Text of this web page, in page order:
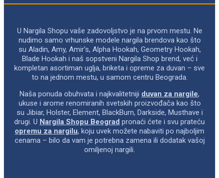
U Nargila Shopu vaše zadovoljstvo je na prvom mestu. Ne
nudimo samo vrhunske modele nargila brendova kao što
su Aladin, Amy, Amir’s, Alpha Hookah, Geometry Hookah,
Blade Hookah i naš sopstveni Nargila Shop brend, već i
kompletan asortiman uglja, briketa i opreme za duvan – sve
to na jednom mestu, u samom centru Beograda.
Naša ponuda obuhvata i najkvalitetniji duvan za nargile,
ukuse i arome renomiranih svetskih proizvođača kao što
su Jibiar, Holster, Element, BlackBurn, Darkside, Musthave i
drugi. U Nargila Shopu Beograd pronaći ćete i svu prateću
opremu za nargilu, koju uvek možete nabaviti po najboljim
cenama – bilo da vam je potrebna zamena ili dodatak vašoj
omiljenoj nargili.